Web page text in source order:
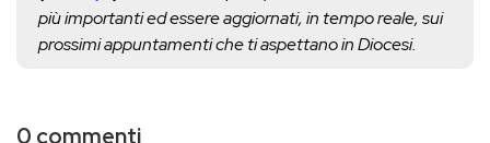
più importanti ed essere aggiornati, in tempo reale, sui
prossimi appuntamenti che ti aspettano in Diocesi.
0 commenti